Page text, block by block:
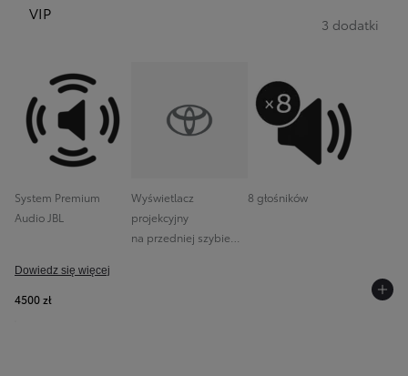
VIP
3 dodatki
System Premium
Audio JBL
Wyświetlacz
projekcyjny
na przedniej szybie
8 głośników
Dowiedz się więcej
4500 zł